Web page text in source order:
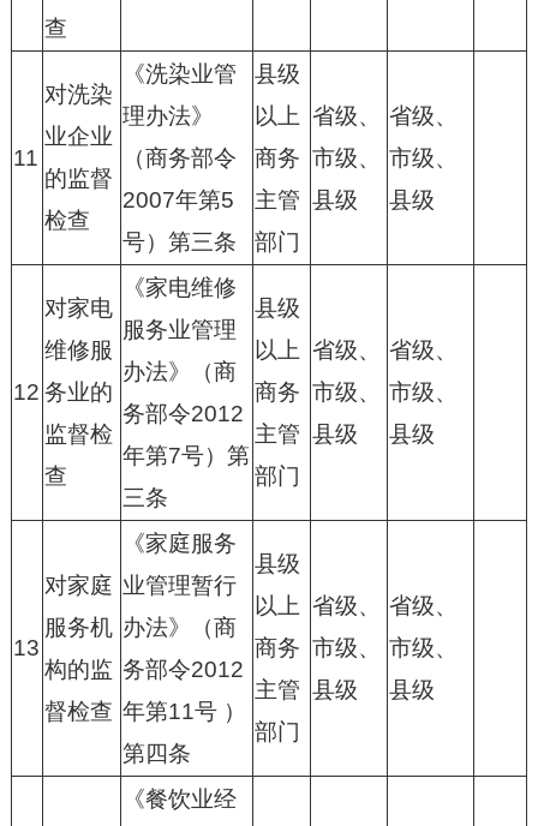
查
11
对洗染
业企业
的监督
检查
《洗染业管
理办法》
（商务部令
2007年第5
号）第三条
县级
以上
商务
主管
部门
省级、
市级、
县级
省级、
市级、
县级
12
对家电
维修服
务业的
监督检
查
《家电维修
服务业管理
办法》（商
务部令2012
年第7号）第
三条
县级
以上
商务
主管
部门
省级、
市级、
县级
省级、
市级、
县级
13
对家庭
服务机
构的监
督检查
《家庭服务
业管理暂行
办法》（商
务部令2012
年第11号 ）
第四条
县级
以上
商务
主管
部门
省级、
市级、
县级
省级、
市级、
县级
《餐饮业经